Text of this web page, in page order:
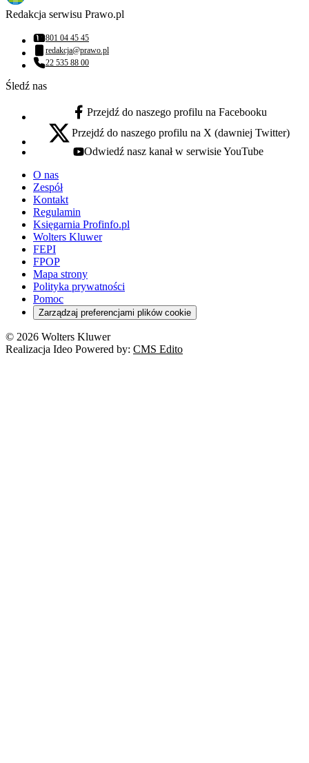
Redakcja serwisu Prawo.pl
Numer telefonu:
801 04 45 45
Adres email:
redakcja@prawo.pl
Numer telefonu:
22 535 88 00
Śledź nas
facebook - otwiera się w nowej karcie
Przejdź do naszego profilu na Facebooku
x - otwiera się w nowej karcie
Przejdź do naszego profilu na X (dawniej Twitter)
youtube - otwiera się w nowej karcie
Odwiedź nasz kanał w serwisie YouTube
O nas
Zespół
Kontakt
Regulamin
Księgarnia Profinfo.pl
Wolters Kluwer
FEPI
FPOP
Mapa strony
Polityka prywatności
Pomoc
Zarządzaj preferencjami plików cookie
© 2026 Wolters Kluwer
Realizacja Ideo Powered by: CMS Edito